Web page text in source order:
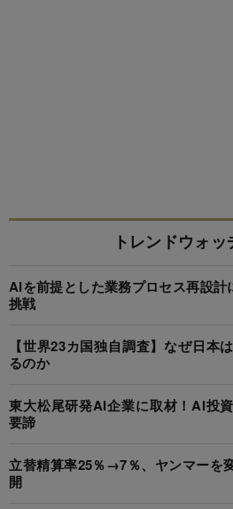
トレンドウォッ
AIを前提とした業務プロセス再設
挑戦
【世界23カ国独自調査】なぜ日本
るのか
東大松尾研発AI企業に取材！AI投
要諦
立替精算率25％→7％、ヤンマーを
開